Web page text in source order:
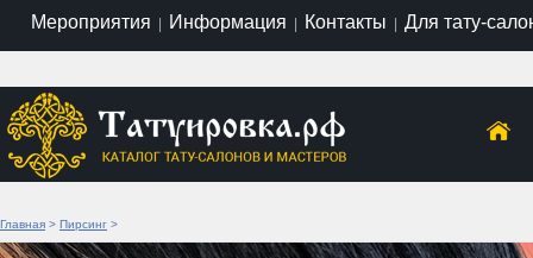
Мероприятия | Информация | Контакты | Для тату-
Главная > Пирсинг >